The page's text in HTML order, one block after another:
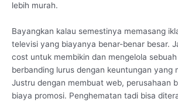
lebih murah.
Bayangkan kalau semestinya memasang
televisi yang biayanya benar-benar besar.
cost untuk membikin dan mengelola
berbanding lurus dengan keuntungan yang
Justru dengan membuat web, perusahaan
biaya promosi. Penghematan tadi bisa